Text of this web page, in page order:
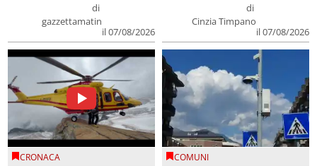
di
gazzettamatin
il 07/08/2026
di
Cinzia Timpano
il 07/08/2026
CRONACA COMUNI